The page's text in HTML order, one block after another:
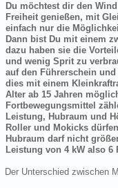
Du möchtest dir den
Freiheit genießen, mit
einfach nur die
Dann bist Du mit einem
dazu haben sie die
und wenig Sprit zu
auf den Führerschein
dies mit einem
Alter ab 15 Jahren
Fortbewegungsmittel
Leistung, Hubraum und
Roller und Mokicks
Hubraum darf nicht
Leistung von 4 kW also 6
Der Unterschied zwischen